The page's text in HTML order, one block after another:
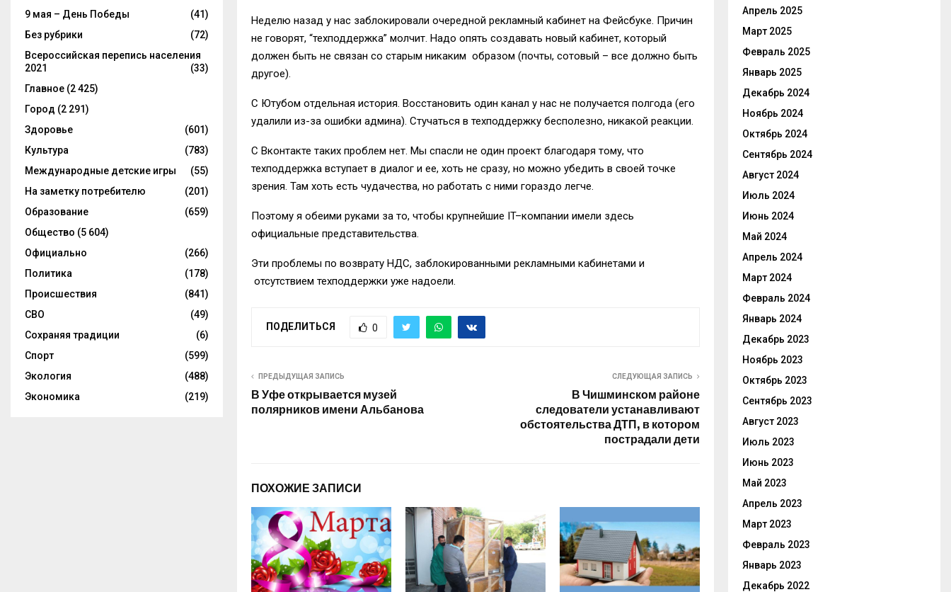
Неделю назад у нас заблокировали очередной рекламный кабинет на Фейсбуке. Причин
не говорят, “техподдержка” молчит. Надо опять создавать новый кабинет, который
должен быть не связан со старым никаким образом (почты, сотовый – все должно быть
другое).
С Ютубом отдельная история. Восстановить один канал у нас не получается полгода (его
удалили из-за ошибки админа). Стучаться в техподдержку бесполезно, никакой реакции.
С Вконтакте таких проблем нет. Мы спасли не один проект благодаря тому, что
техподдержка вступает в диалог и ее, хоть не сразу, но можно убедить в своей точке
зрения. Там хоть есть чудачества, но работать с ними гораздо легче.
Поэтому я обеими руками за то, чтобы крупнейшие IT–компании имели здесь
официальные представительства.
Эти проблемы по возврату НДС, заблокированными рекламными кабинетами и
отсутствием техподдержки уже надоели.
ПОДЕЛИТЬСЯ 0
ПРЕДЫДУЩАЯ ЗАПИСЬ
В Уфе открывается музей
полярников имени Альбанова
СЛЕДУЮЩАЯ ЗАПИСЬ
В Чишминском районе
следователи устанавливают
обстоятельства ДТП, в котором
пострадали дети
ПОХОЖИЕ ЗАПИСИ
9 мая – День Победы
(41)
Без рубрики
(72)
Всероссийская перепись населения
2021
(33)
Главное (2 425)
Город (2 291)
Здоровье
(601)
Культура
(783)
Международные детские игры
(55)
На заметку потребителю
(201)
Образование
(659)
Общество (5 604)
Официально
(266)
Политика
(178)
Происшествия
(841)
СВО
(49)
Сохраняя традиции
(6)
Спорт
(599)
Экология
(488)
Экономика
(219)
Апрель 2025
Март 2025
Февраль 2025
Январь 2025
Декабрь 2024
Ноябрь 2024
Октябрь 2024
Сентябрь 2024
Август 2024
Июль 2024
Июнь 2024
Май 2024
Апрель 2024
Март 2024
Февраль 2024
Январь 2024
Декабрь 2023
Ноябрь 2023
Октябрь 2023
Сентябрь 2023
Август 2023
Июль 2023
Июнь 2023
Май 2023
Апрель 2023
Март 2023
Февраль 2023
Январь 2023
Декабрь 2022